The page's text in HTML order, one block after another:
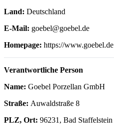
Land: Deutschland
E-Mail: goebel@goebel.de
Homepage: https://www.goebel.de
Verantwortliche Person
Name: Goebel Porzellan GmbH
Straße: Auwaldstraße 8
PLZ, Ort: 96231, Bad Staffelstein